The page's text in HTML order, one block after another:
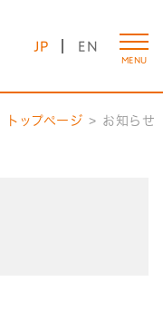
JP EN
MENU
トップページ お知らせ